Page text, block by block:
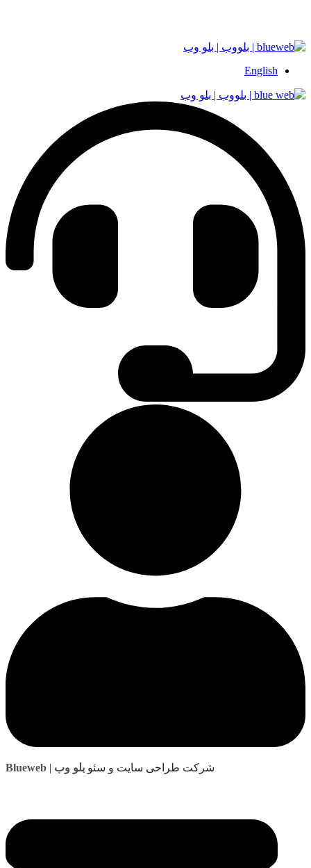
English
Blueweb | شرکت طراحی سایت و سئو بلو وب